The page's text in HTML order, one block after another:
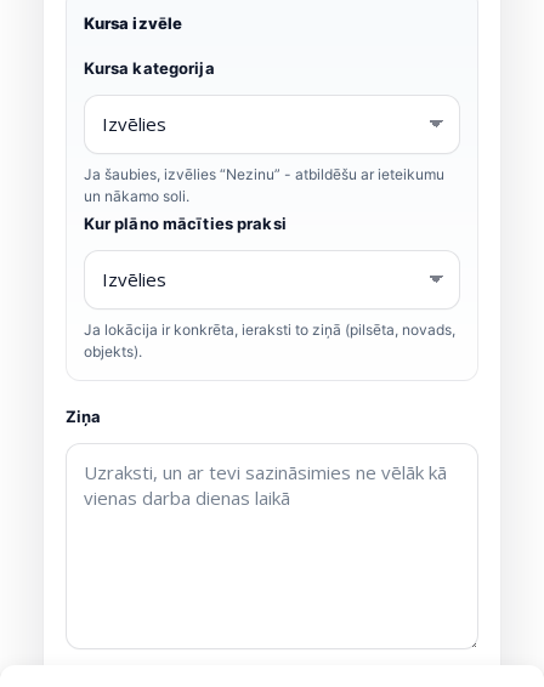
Kursa izvēle
Kursa kategorija
Ja šaubies, izvēlies “Nezinu” - atbildēšu ar ieteikumu
un nākamo soli.
Kur plāno mācīties praksi
Ja lokācija ir konkrēta, ieraksti to ziņā (pilsēta, novads,
objekts).
Ziņa